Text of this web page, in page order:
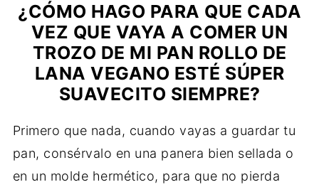
¿CÓMO HAGO PARA QUE CADA
VEZ QUE VAYA A COMER UN
TROZO DE MI PAN ROLLO DE
LANA VEGANO ESTÉ SÚPER
SUAVECITO SIEMPRE?
Primero que nada, cuando vayas a guardar tu
pan, consérvalo en una panera bien sellada o
en un molde hermético, para que no pierda